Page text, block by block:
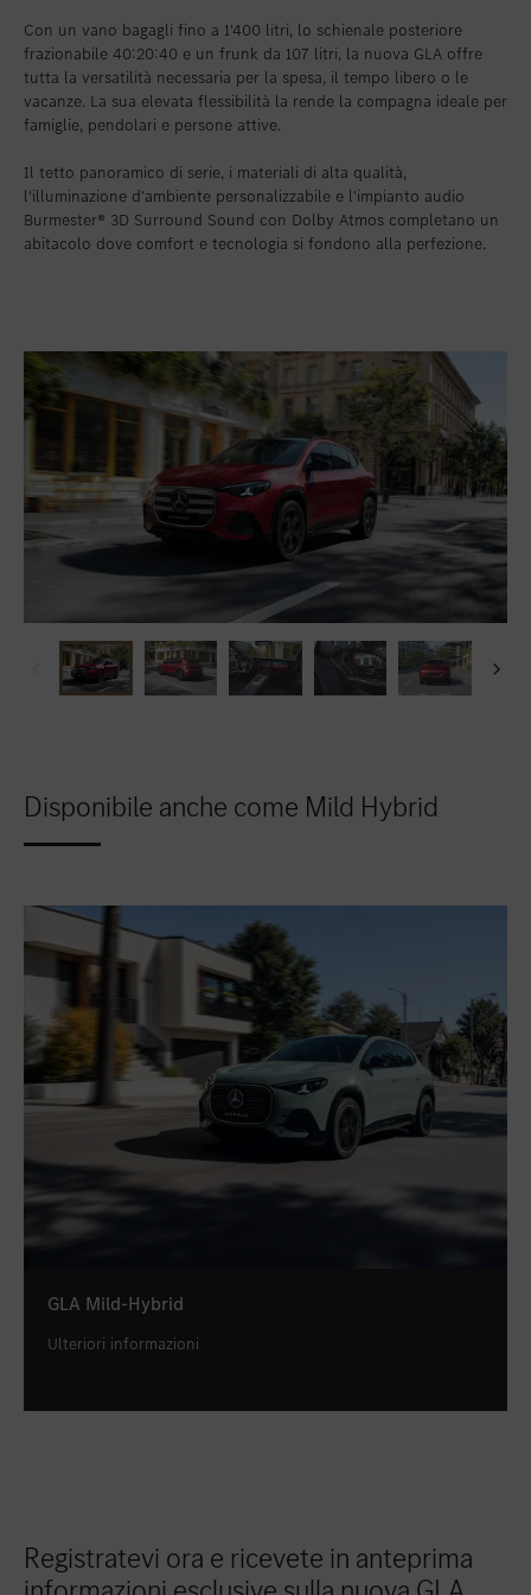
Con un vano bagagli fino a 1'400 litri, lo schienale posteriore
frazionabile 40:20:40 e un frunk da 107 litri, la nuova GLA offre
tutta la versatilità necessaria per la spesa, il tempo libero o le
vacanze. La sua elevata flessibilità la rende la compagna ideale per
famiglie, pendolari e persone attive.
Il tetto panoramico di serie, i materiali di alta qualità,
l'illuminazione d'ambiente personalizzabile e l'impianto audio
Burmester® 3D Surround Sound con Dolby Atmos completano un
abitacolo dove comfort e tecnologia si fondono alla perfezione.
Disponibile anche come Mild Hybrid
GLA Mild-Hybrid
Ulteriori informazioni
Registratevi ora e ricevete in anteprima